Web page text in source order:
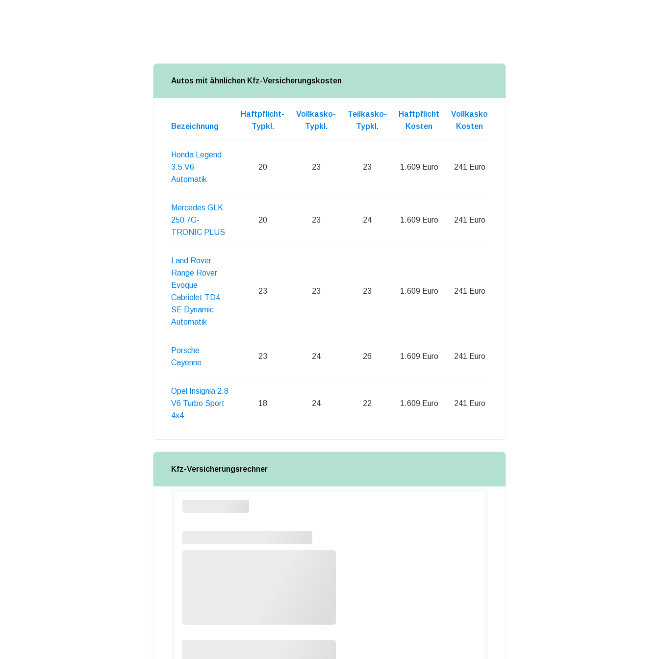
Autos mit ähnlichen Kfz-Versicherungskosten
Bezeichnung
Haftpflicht-
Typkl.
Vollkasko-
Typkl.
Teilkasko-
Typkl.
Haftpflicht
Kosten
Vollkasko
Kosten
Honda Legend
3.5 V6
Automatik
20 23 23 1.609 Euro 241 Euro
Mercedes GLK
250 7G-
TRONIC PLUS
20 23 24 1.609 Euro 241 Euro
Land Rover
Range Rover
Evoque
Cabriolet TD4
SE Dynamic
Automatik
23 23 23 1.609 Euro 241 Euro
Porsche
Cayenne
23 24 26 1.609 Euro 241 Euro
Opel Insignia 2.8
V6 Turbo Sport
4x4
18 24 22 1.609 Euro 241 Euro
Kfz-Versicherungsrechner